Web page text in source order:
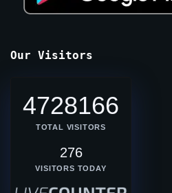
Our Visitors
4728166
TOTAL VISITORS
276
VISITORS TODAY